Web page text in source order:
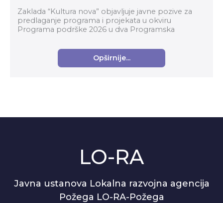
Zaklada “Kultura nova” objavljuje javne pozive za
predlaganje programa i projekata u okviru
Programa podrške 2026 u dva Programska
umjetnost za...
Opširnije...
LO-RA
Javna ustanova Lokalna razvojna agencija
Požega LO-RA-Požega